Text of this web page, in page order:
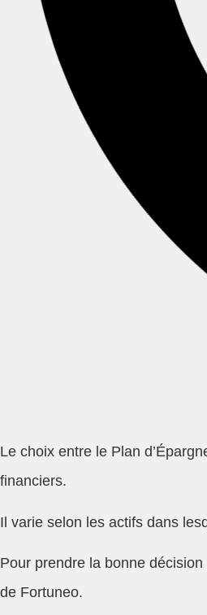
Le choix entre le Plan
financiers.
Il varie selon les actifs dans
Pour prendre la bonne
de Fortuneo.